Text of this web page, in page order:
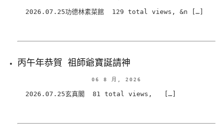
2026.07.25功德林素菜館 129 total views, &n […]
丙午年恭賀 祖師爺寶誕請神
06 8 月, 2026
2026.07.25玄真閣 81 total views, […]